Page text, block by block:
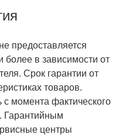
предоставляется
более в зависимости от
Срок гарантии от
товаров.
с момента фактического
Гарантийным
центры